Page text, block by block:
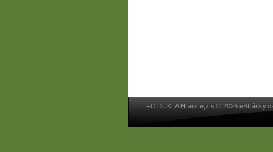
FC DUKLA Hranice,z.s.© 2026